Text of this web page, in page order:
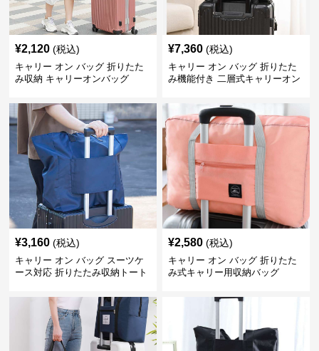
¥2,120 (税込)
キャリー オン バッグ 折りたた
み収納 キャリーオンバッグ
¥7,360 (税込)
キャリー オン バッグ 折りたた
み機能付き 二層式キャリーオン
¥3,160 (税込)
キャリー オン バッグ スーツケ
ース対応 折りたたみ収納トート
¥2,580 (税込)
キャリー オン バッグ 折りたた
み式キャリー用収納バッグ